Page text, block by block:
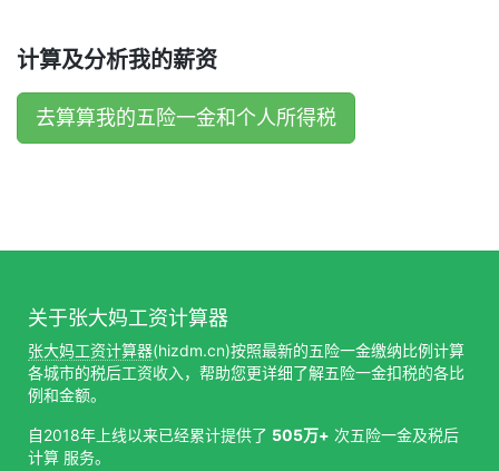
计算及分析我的薪资
去算算我的五险一金和个人所得税
关于张大妈工资计算器
张大妈工资计算器(hizdm.cn)按照最新的五险一金缴纳比例计算
各城市的税后工资收入，帮助您更详细了解五险一金扣税的各比
例和金额。
自2018年上线以来已经累计提供了 505万+ 次五险一金及税后
计算 服务。